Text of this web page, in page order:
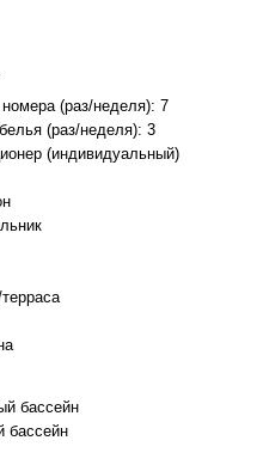
номера (раз/неделя): 7
(раз/неделя): 3
(индивидуальный)
бассейн
бассейн